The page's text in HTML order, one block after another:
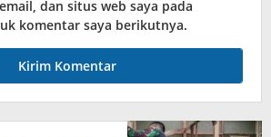
dan situs web saya pada
komentar saya berikutnya.